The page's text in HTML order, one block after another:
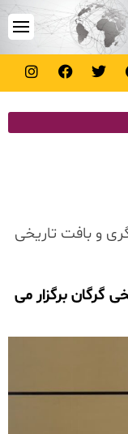
و بافت تاریخی
گرگان برگزار می